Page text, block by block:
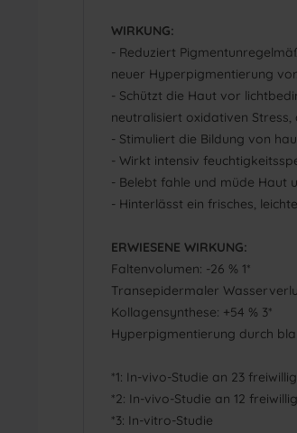
WIRKUNG:
- Reduziert
neuer Hyperpigmentierung vor.
- Schützt die Haut vor
neutralisiert oxidativen
- Stimuliert die Bildung von
- Wirkt intensiv
- Belebt fahle und müde Haut
- Hinterlässt ein frisches,
ERWIESENE WIRKUNG:
Faltenvolumen: -26 % 1*
Transepidermaler
Kollagensynthese: +54 % 3*
Hyperpigmentierung durch
*1: In-vivo-Studie an 23
*2: In-vivo-Studie an 12
*3: In-vitro-Studie